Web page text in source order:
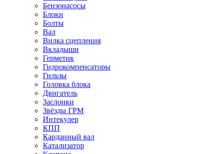
Бензонасосы
Блоки
Болты
Вал
Вилка сцепления
Вкладыши
Герметик
Гидрокомпенсаторы
Гильзы
Головка блока
Двигатель
Заслонки
Звёзды ГРМ
Интекулер
КПП
Карданный вал
Катализатор